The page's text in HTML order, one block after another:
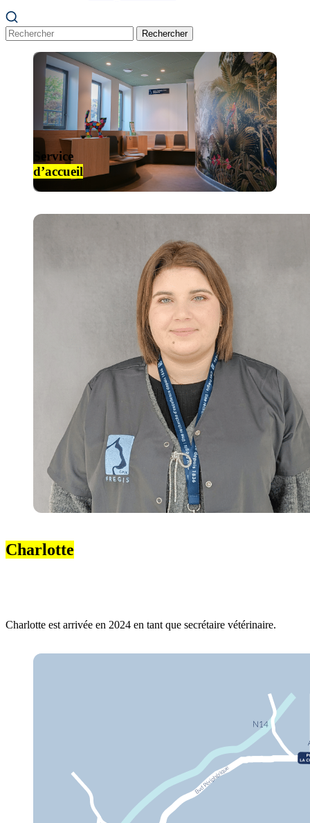
Rechercher
Service
d’accueil
Charlotte
Charlotte est arrivée en 2024 en tant que secrétaire vétérinaire.